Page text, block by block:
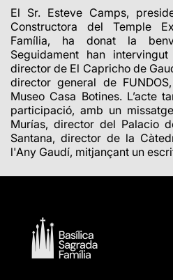
El Sr. Esteve Camps,
Constructora del Temple
Família, ha donat la
Seguidament han
director de El Capricho de
director general de
Museo Casa Botines. L’acte
participació, amb un
Murías, director del Palacio
Santana, director de la
l'Any Gaudí, mitjançant un